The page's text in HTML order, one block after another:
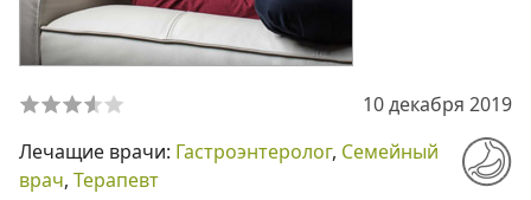
10 декабря 2019
Лечащие врачи: Гастроэнтеролог, Семейный
врач, Терапевт